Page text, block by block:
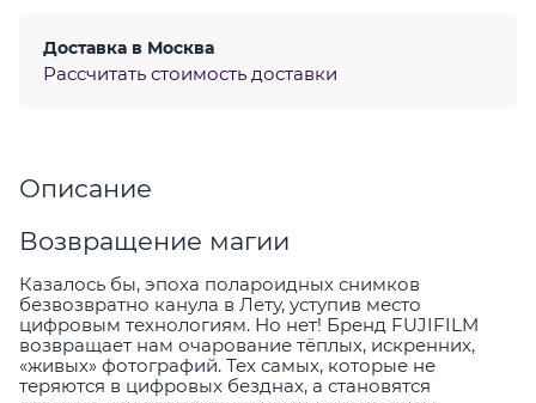
Доставка в Москва
Рассчитать стоимость доставки
Описание
Возвращение магии
Казалось бы, эпоха полароидных снимков
безвозвратно канула в Лету, уступив место
цифровым технологиям. Но нет! Бренд FUJIFILM
возвращает нам очарование тёплых, искренних,
«живых» фотографий. Тех самых, которые не
теряются в цифровых безднах, а становятся